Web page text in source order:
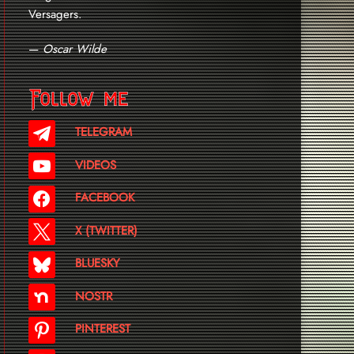
Versagers.
—Oscar Wilde
Follow me
TELEGRAM
VIDEOS
FACEBOOK
X (TWITTER)
BLUESKY
NOSTR
PINTEREST